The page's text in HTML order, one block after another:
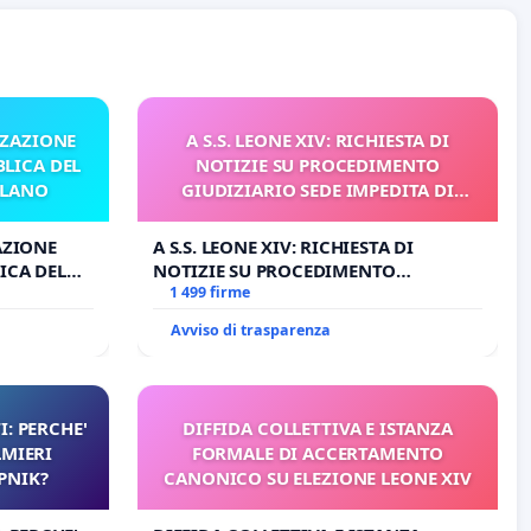
DEL
DEL
A S.S. LEONE XIV: RICHIESTA DI
NOTIZIE SU PROCEDIMENTO
GIUDIZIARIO SEDE IMPEDITA DI
A S.S. LEONE XIV: RICHIESTA DI
NOTIZIE SU PROCEDIMENTO
GIUDIZIARIO SEDE IMPEDITA DI
BENEDETTO XVI
1 499 firme
Avviso di trasparenza
PERCHE'
DIFFIDA COLLETTIVA E ISTANZA
FORMALE DI ACCERTAMENTO
CANONICO SU ELEZIONE LEONE XIV